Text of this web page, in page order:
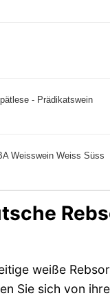
- Prädikatswein
Weisswein Weiss Süss
weiße
Sie sich von